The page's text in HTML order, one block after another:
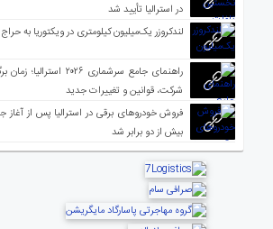
در استرالیا تأیید شد
لندکروزر یک‌میلیون کیلومتری در ویکتوریا به
راهنمای جامع سرشماری ۲۰۲۶
شرکت، قوانین و تغییرات جدید
فروش خودروهای برقی در استرالیا پس از آغاز
بیش از دو برابر شد